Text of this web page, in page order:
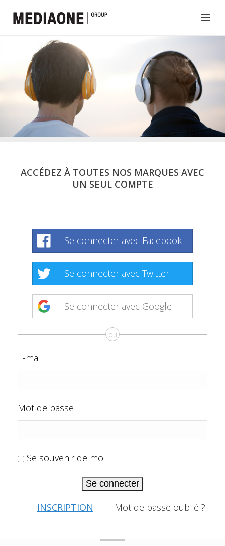
ACCÉDEZ À TOUTES NOS MARQUES AVEC
UN SEUL COMPTE
Se connecter avec Facebook
Se connecter avec Twitter
Se connecter avec Google
ou
E-mail
Mot de passe
Se souvenir de moi
Se connecter
INSCRIPTION Mot de passe oublié ?